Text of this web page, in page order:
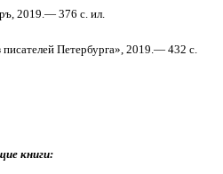
2019.— 376 с. ил.
Петербурга», 2019.— 432 с.
книги: